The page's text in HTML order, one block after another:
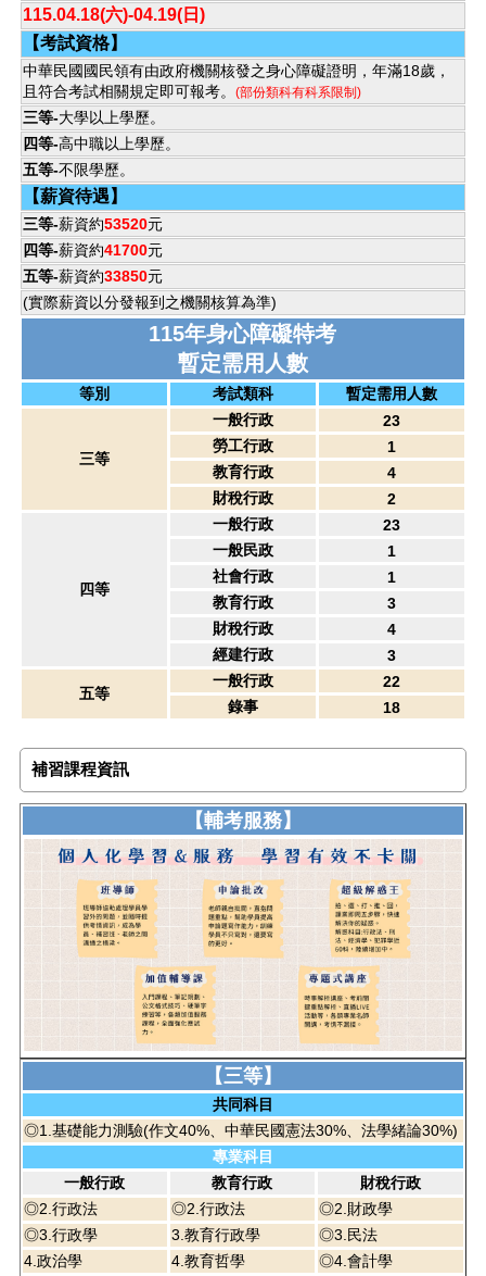
115.04.18(六)-04.19(日)
【考試資格】
中華民國國民領有由政府機關核發之身心障礙證明，年滿18歲，
且符合考試相關規定即可報考。
(部份類科有科系限制)
三等-大學以上學歷。
四等-高中職以上學歷。
五等-不限學歷。
【薪資待遇】
三等-薪資約53520元
四等-薪資約41700元
五等-薪資約33850元
(實際薪資以分發報到之機關核算為準)
115年身心障礙特考
暫定需用人數
等別 考試類科 暫定需用人數
三等
一般行政
23
勞工行政
1
教育行政
4
財稅行政
2
四等
一般行政
23
一般民政
1
社會行政
1
教育行政
3
財稅行政
4
經建行政
3
五等
一般行政
22
錄事
18
補習課程資訊
【輔考服務】
【三等】
共同科目
◎1.基礎能力測驗(作文40%、中華民國憲法30%、法學緒論30%)
專業科目
一般行政
教育行政
財稅行政
◎2.行政法
◎2.行政法
◎2.財政學
◎3.行政學
3.教育行政學
◎3.民法
4.政治學
4.教育哲學
◎4.會計學